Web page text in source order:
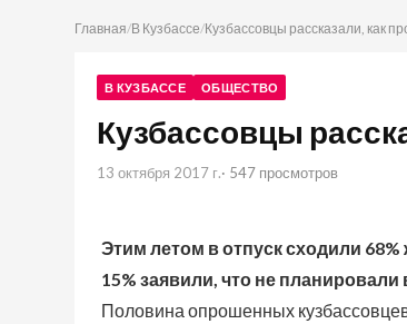
Главная/В Кузбассе/Кузбассовцы рассказали, как
В КУЗБАССЕ ОБЩЕСТВО
Кузбассовцы
13 октября 2017 г.· 547 просмотров
Этим летом в отпуск сходили
15% заявили, что не планировали
Половина опрошенных